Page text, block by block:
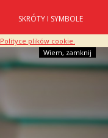
Polityce plików cookie.
Wiem, zamknij
SKRÓTY I SYMBOLE